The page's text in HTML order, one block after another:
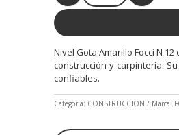
Nivel Gota Amarillo Focci N
construcción y carpintería.
confiables.
Categoría: CONSTRUCCION Marca: